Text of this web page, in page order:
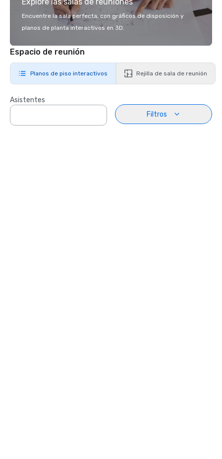
Encuentre la sala perfecta, con gráficos de disposición y
planos de planta interactivos en 3D.
Espacio de reunión
Planos de piso interactivos Rejilla de sala de reunión
Asistentes
Filtros